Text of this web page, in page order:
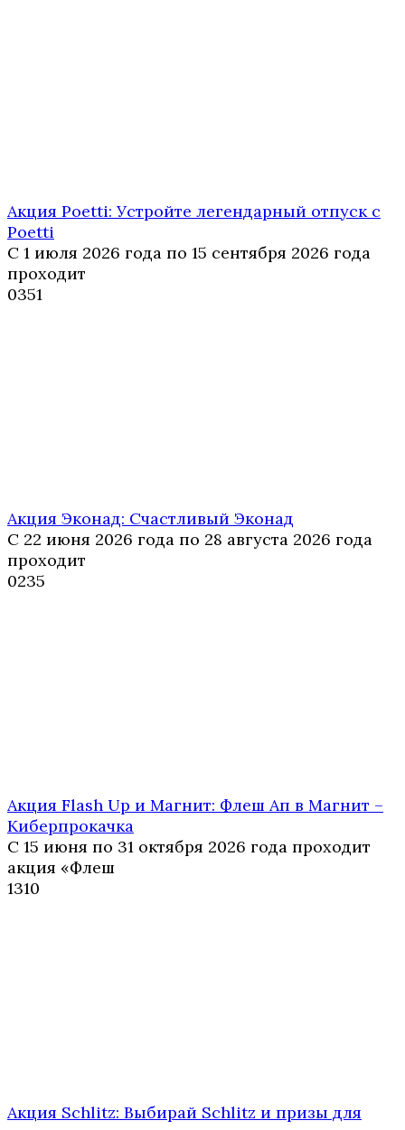
Акция Poetti: Устройте легендарный отпуск с
Poetti
С 1 июля 2026 года по 15 сентября 2026 года
проходит
0351
Акция Эконад: Счастливый Эконад
С 22 июня 2026 года по 28 августа 2026 года
проходит
0235
Акция Flash Up и Магнит: Флеш Ап в Магнит –
Киберпрокачка
С 15 июня по 31 октября 2026 года проходит
акция «Флеш
1310
Акция Schlitz: Выбирай Schlitz и призы для